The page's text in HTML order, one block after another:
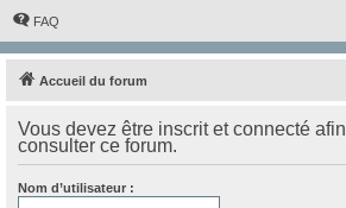
FAQ
Accueil du forum
Vous devez être inscrit et connecté
consulter ce forum.
Nom d’utilisateur :